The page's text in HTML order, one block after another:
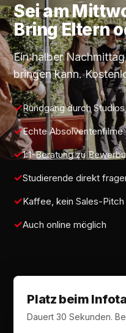
Sei am
Bring Eltern
Ein halber
bringen kann.
Rundgang durch
Echte Absolventenfilme
1:1-Beratung zu
Studierende direkt
Kaffee, kein Sales-Pitch
Auch online möglich
Platz beim
Dauert 30 Sekunden.